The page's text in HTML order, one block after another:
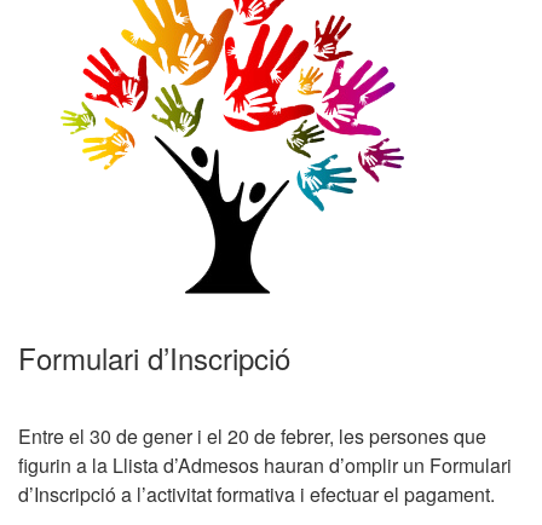
Formulari d’Inscripció
Entre el 30 de gener i el 20 de febrer, les persones que
figurin a la Llista d’Admesos hauran d’omplir un Formulari
d’Inscripció a l’activitat formativa i efectuar el pagament.